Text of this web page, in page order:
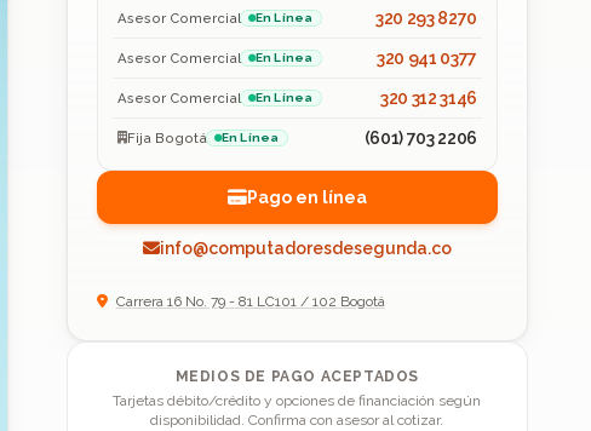
Asesor Comercial En Línea 320 293 8270
Asesor Comercial En Línea 320 941 0377
Asesor Comercial En Línea 320 312 3146
Fija Bogotá En Línea (601) 703 2206
Pago en línea
info@computadoresdesegunda.co
Carrera 16 No. 79 - 81 LC101 / 102 Bogotá
MEDIOS DE PAGO ACEPTADOS
Tarjetas débito/crédito y opciones de financiación según
disponibilidad. Confirma con asesor al cotizar.